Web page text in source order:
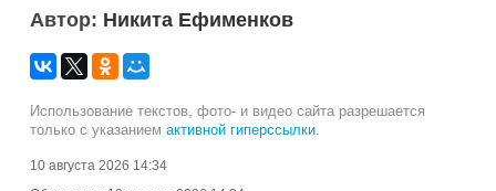
Автор: Никита Ефименков
Использование текстов, фото- и видео сайта разрешается
только с указанием активной гиперссылки.
10 августа 2026 14:34